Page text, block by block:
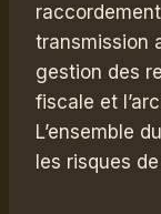
transmission
gestion des
fiscale et
L’ensemble
les risques